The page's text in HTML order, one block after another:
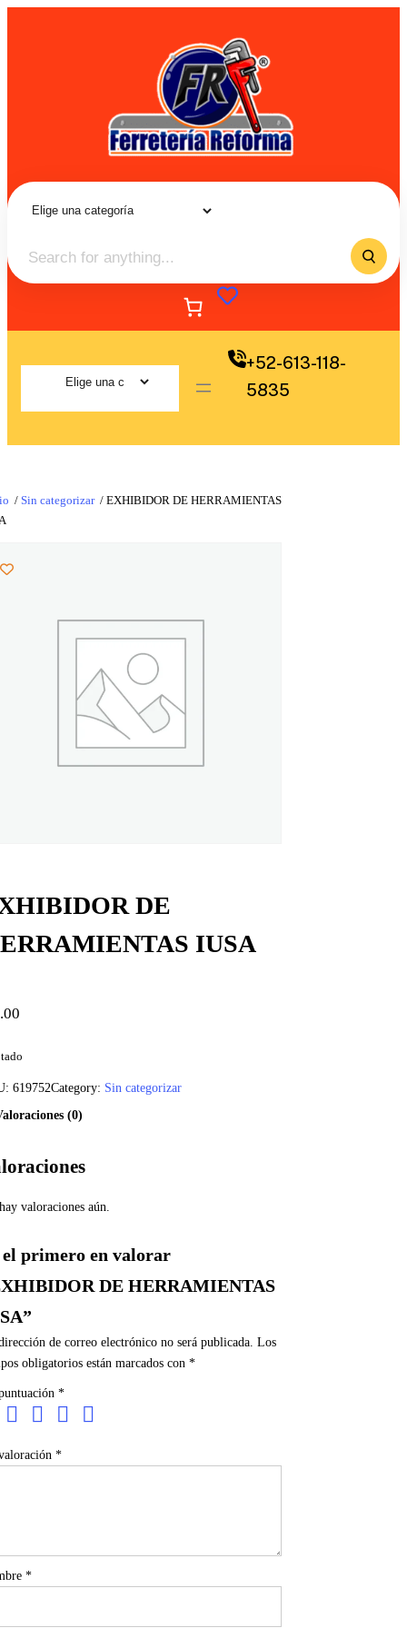
+52-613-118-
5835
/ Sin categorizar / EXHIBIDOR DE HERRAMIENTAS
DE
IUSA
619752Category: Sin categorizar
(0)
valoraciones aún.
el primero en valorar
DE HERRAMIENTAS
de correo electrónico no será publicada. Los
obligatorios están marcados con *
*
*
*